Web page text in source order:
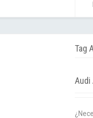
Tag
Audi